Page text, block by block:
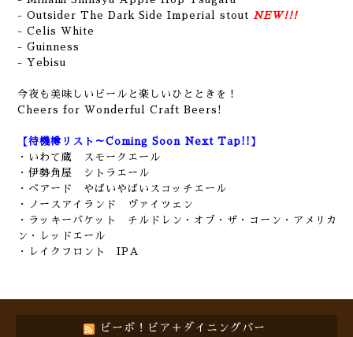
- Outsider The Dark Side Imperial stout NEW!!!
- Celis White
- Guinness
- Yebisu
今夜も美味しいビールと楽しいひとときを！
Cheers for Wonderful Craft Beers!
【待機樽リスト～Coming Soon Next Tap!!】
・いわて蔵 スモークエール
・伊勢角屋 シトラエール
・ベアード やばいやばいスコッチエール
・ノースアイランド ヴァイツェン
・ラッキーバケット チルドレン・オブ・ザ・コーン・アメリカ
ン・レッドエール
・レイクフロント IPA
ビーボ！ビア＋ダイニングバー